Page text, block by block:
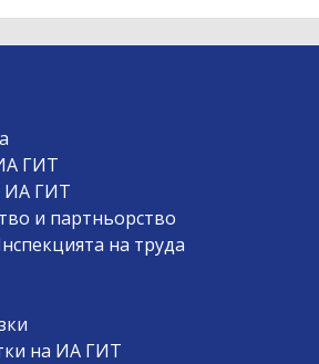
ГИТ
ИА ГИТ
и партньорство
на труда
на ИА ГИТ